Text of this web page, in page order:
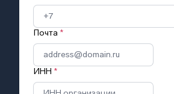
Почта *
ИНН *